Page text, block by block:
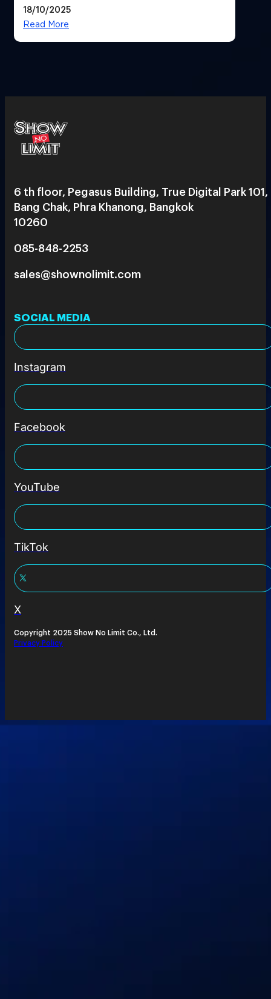
สวยฉ่ำ !
18/10/2025
Read More
6 th floor, Pegasus Building, True Digital Park 101,
Bang Chak, Phra Khanong, Bangkok
10260
085-848-2253
sales@shownolimit.com
SOCIAL MEDIA
Instagram
Facebook
YouTube
TikTok
X
Copyright 2025 Show No Limit Co., Ltd.
Privacy Policy